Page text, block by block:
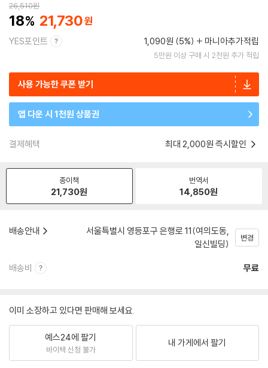
26,510원
18 21,730
YES포인트 1,090원 (5%) 마니아추가적립
5만원 이상 구매 시 2천원 추가 적립
사용 가능한 쿠폰 받기
앱 다운 시 1천원 상품권
결제혜택 최대 2,000원 즉시할인
종이책
21,730원
번역서
14,850원
배송안내
서울특별시 영등포구 은행로 11(여의도동,
일신빌딩)
변경
배송비 무료
이미 소장하고 있다면 판매해 보세요.
예스24에 팔기
바이백 신청 불가
내 가게에서 팔기